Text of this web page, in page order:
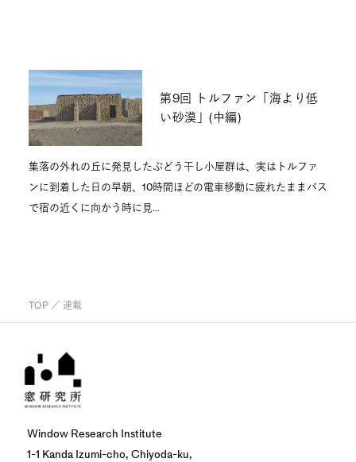
第9回 トルファン「海より低
い砂漠」(中編)
集落の外れの丘に発見したぶどう干し小屋群は、実はトルファ
ンに到着した日の早朝、10時間ほどの電車移動に疲れたままバス
で宿の近くに向かう時に見…
TOP／ 連載
Window Research Institute
1-1 Kanda Izumi-cho, Chiyoda-ku,